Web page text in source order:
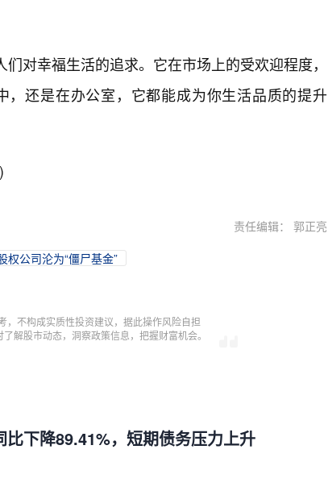
对幸福生活的追求。它在市场上的受欢迎程度，
还是在办公室，它都能成为你生活品质的提升
责任编辑： 郭正亮
权公司沦为“僵尸基金”
，不构成实质性投资建议，据此操作风险自担
解股市动态，洞察政策信息，把握财富机会。
下降89.41%，短期债务压力上升